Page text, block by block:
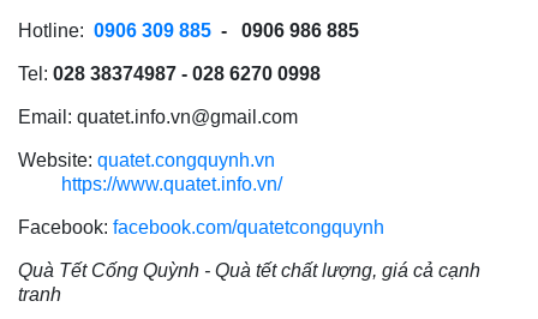
Hotline: 0906 309 885 - 0906 986 885
Tel: 028 38374987 - 028 6270 0998
Email: quatet.info.vn@gmail.com
Website: quatet.congquynh.vn
https://www.quatet.info.vn/
Facebook: facebook.com/quatetcongquynh
Quà Tết Cống Quỳnh - Quà tết chất lượng, giá cả cạnh
tranh